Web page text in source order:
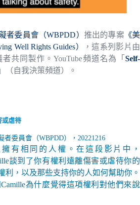
者委員會（WBPDD） 推出的專案《美
Well Rights Guides）
，這系列影片由
共同製作。YouTube頻道名為「 Self-
」（自我決策頻道）。
或虐待
委員會（WBPDD），20221216
有相同的人權。在這段影片中，
談到了你有權利遠離傷害或虐待你的
利，以及那些支持你的人如何幫助你。
Camille為什麼覺得這項權利對他們來說